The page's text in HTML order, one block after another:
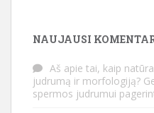
NAUJAUSI
Aš apie tai, kaip
judrumą ir morfologiją?
spermos judrumui